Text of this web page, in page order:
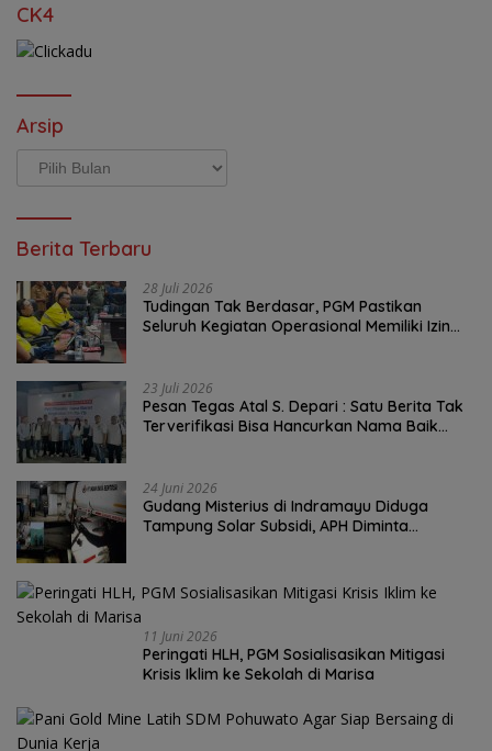
CK4
Arsip
Arsip
Berita Terbaru
28 Juli 2026
Tudingan Tak Berdasar, PGM Pastikan
Seluruh Kegiatan Operasional Memiliki Izin
23 Juli 2026
Pesan Tegas Atal S. Depari : Satu Berita Tak
Terverifikasi Bisa Hancurkan Nama Baik
24 Juni 2026
Gudang Misterius di Indramayu Diduga
Tampung Solar Subsidi, APH Diminta
11 Juni 2026
Peringati HLH, PGM Sosialisasikan Mitigasi
Krisis Iklim ke Sekolah di Marisa